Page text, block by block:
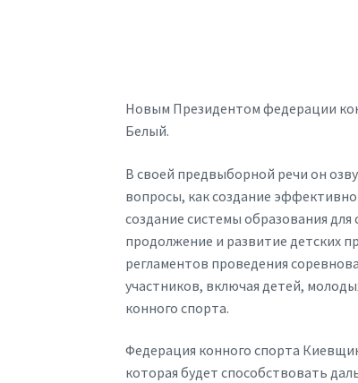
Новым Президентом федерации
Белый.
В своей предвыборной речи он
вопросы, как создание
создание системы образования
продолжение и развитие детских
регламентов проведения
участников, включая детей,
конного спорта.
Федерация конного спорта
которая будет способствовать